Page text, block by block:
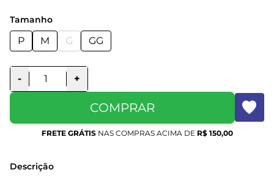
Tamanho
P M G GG
- +
COMPRAR
FRETE GRÁTISNAS COMPRAS ACIMA DE R$ 150,00
Descrição